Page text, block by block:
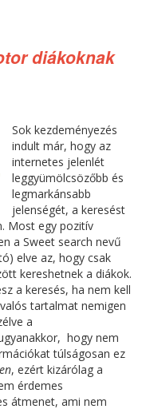
diákoknak
Sok kezdeményezés
indult már, hogy az
internetes jelenlét
leggyümölcsözőbb és
legmarkánsabb
jelenségét, a keresést
Most egy pozitív
a Sweet search nevű
elve az, hogy csak
kereshetnek a diákok.
a keresés, ha nem kell
tartalmat nemigen
a
hogy nem
túlságosan ez
, ezért kizárólag a
érdemes
átmenet, ami nem